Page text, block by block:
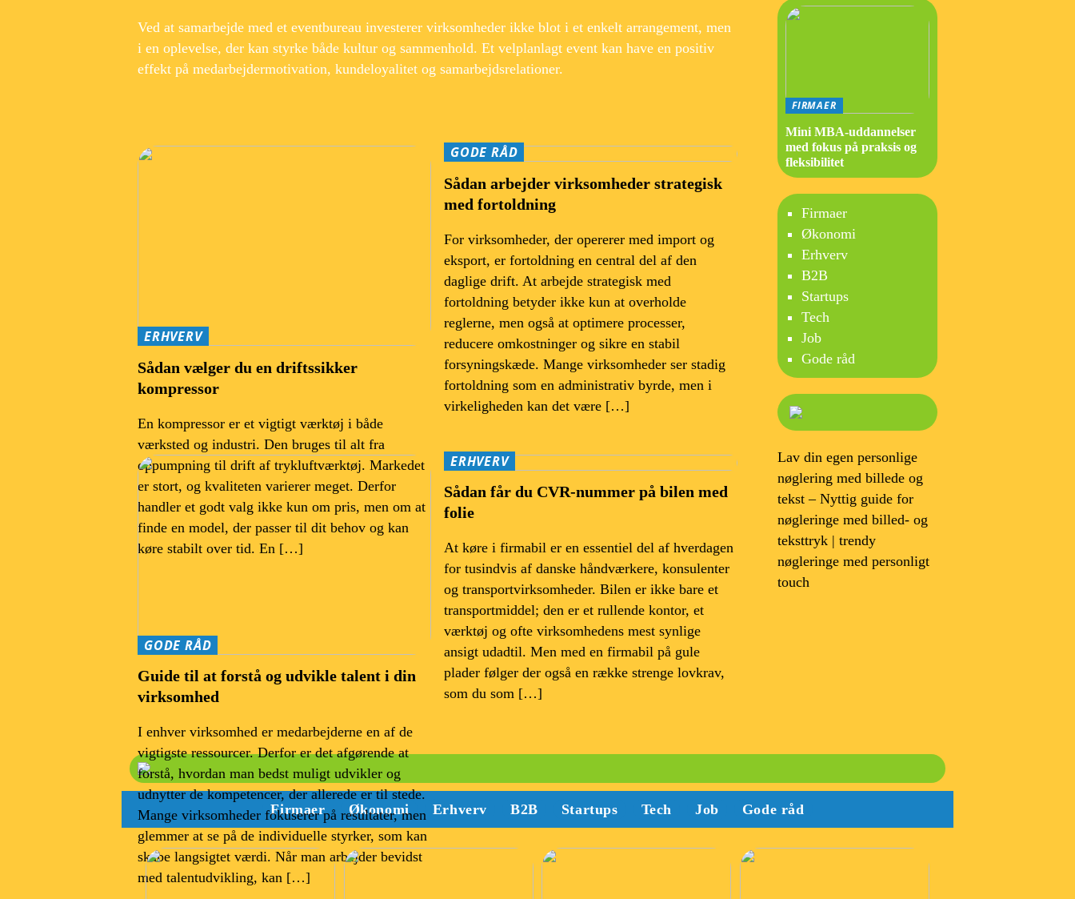
Ved at samarbejde med et eventbureau investerer virksomheder ikke blot i et enkelt arrangement, men
i en oplevelse, der kan styrke både kultur og sammenhold. Et velplanlagt event kan have en positiv
effekt på medarbejdermotivation, kundeloyalitet og samarbejdsrelationer.
ERHVERV
Sådan vælger du en driftssikker
kompressor
En kompressor er et vigtigt værktøj i både
værksted og industri. Den bruges til alt fra
oppumpning til drift af trykluftværktøj. Markedet
er stort, og kvaliteten varierer meget. Derfor
handler et godt valg ikke kun om pris, men om at
finde en model, der passer til dit behov og kan
køre stabilt over tid. En […]
GODE RÅD
Sådan arbejder virksomheder strategisk
med fortoldning
For virksomheder, der opererer med import og
eksport, er fortoldning en central del af den
daglige drift. At arbejde strategisk med
fortoldning betyder ikke kun at overholde
reglerne, men også at optimere processer,
reducere omkostninger og sikre en stabil
forsyningskæde. Mange virksomheder ser stadig
fortoldning som en administrativ byrde, men i
virkeligheden kan det være […]
GODE RÅD
Guide til at forstå og udvikle talent i din
virksomhed
I enhver virksomhed er medarbejderne en af de
vigtigste ressourcer. Derfor er det afgørende at
forstå, hvordan man bedst muligt udvikler og
udnytter de kompetencer, der allerede er til stede.
Mange virksomheder fokuserer på resultater, men
glemmer at se på de individuelle styrker, som kan
skabe langsigtet værdi. Når man arbejder bevidst
med talentudvikling, kan […]
ERHVERV
Sådan får du CVR-nummer på bilen med
folie
At køre i firmabil er en essentiel del af hverdagen
for tusindvis af danske håndværkere, konsulenter
og transportvirksomheder. Bilen er ikke bare et
transportmiddel; den er et rullende kontor, et
værktøj og ofte virksomhedens mest synlige
ansigt udadtil. Men med en firmabil på gule
plader følger der også en række strenge lovkrav,
som du som […]
FIRMAER
Mini MBA-uddannelser
med fokus på praksis og
fleksibilitet
Firmaer
Økonomi
Erhverv
B2B
Startups
Tech
Job
Gode råd
Lav din egen personlige
nøglering med billede og
tekst – Nyttig guide for
nøgleringe med billed- og
teksttryk | trendy
nøgleringe med personligt
touch
Firmaer Økonomi Erhverv B2B Startups Tech Job Gode råd